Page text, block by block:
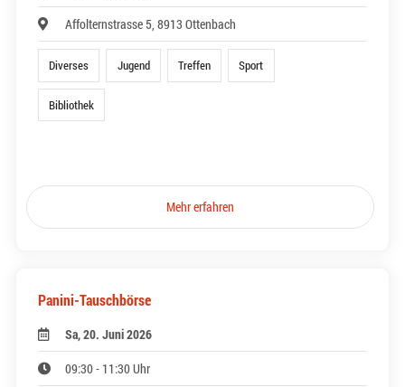
Affolternstrasse 5, 8913 Ottenbach
Diverses Jugend Treffen Sport
Bibliothek
Mehr erfahren
Panini-Tauschbörse
Sa, 20. Juni 2026
09:30 - 11:30 Uhr